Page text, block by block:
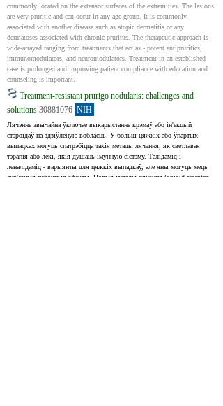
commonly located on the extensor surfaces of the extremities. The lesions
are very pruritic and can occur in any age group. It is commonly
associated with another disease such as atopic dermatitis or any
dermatoses associated with chronic pruritus. The therapeutic approach is
wide-arrayed ranging from treatments that act as - potent antipruritics,
immunomodulators, and neuromodulators. Treatment in an established
case is prolonged and improving patient compliance with education and
counseling is important.
Treatment-resistant prurigo nodularis: challenges and
solutions 30881076 NIH
Лячэнне звычайна ўключае выкарыстанне крэмаў або ін'екцый
стэроідаў на здзіўленую вобласць. У больш цяжкіх або ўпартых
выпадках могуць спатрэбіцца такія метады лячэння, як светлавая
тэрапія або лекі, якія душаць імунную сістэму. Талідамід і
леналідамід - варыянты для цяжкіх выпадкаў, але яны могуць мець
сур'ёзныя пабочныя эфекты. Новыя метады лячэння (opioid receptor